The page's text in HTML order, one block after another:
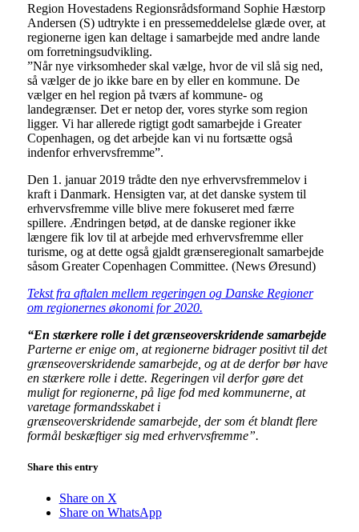
Region Hovestadens Regionsrådsformand Sophie Hæstorp
Andersen (S) udtrykte i en pressemeddelelse glæde over, at
regionerne igen kan deltage i samarbejde med andre lande
om forretningsudvikling.
”Når nye virksomheder skal vælge, hvor de vil slå sig ned,
så vælger de jo ikke bare en by eller en kommune. De
vælger en hel region på tværs af kommune- og
landegrænser. Det er netop der, vores styrke som region
ligger. Vi har allerede rigtigt godt samarbejde i Greater
Copenhagen, og det arbejde kan vi nu fortsætte også
indenfor erhvervsfremme”.
Den 1. januar 2019 trådte den nye erhvervsfremmelov i
kraft i Danmark. Hensigten var, at det danske system til
erhvervsfremme ville blive mere fokuseret med færre
spillere. Ændringen betød, at de danske regioner ikke
længere fik lov til at arbejde med erhvervsfremme eller
turisme, og at dette også gjaldt grænseregionalt samarbejde
såsom Greater Copenhagen Committee. (News Øresund)
Tekst fra aftalen mellem regeringen og Danske Regioner
om regionernes økonomi for 2020.
“En stærkere rolle i det grænseoverskridende samarbejde
Parterne er enige om, at regionerne bidrager positivt til det
grænseoverskridende samarbejde, og at de derfor bør have
en stærkere rolle i dette. Regeringen vil derfor gøre det
muligt for regionerne, på lige fod med kommunerne, at
varetage formandsskabet i
grænseoverskridende samarbejde, der som ét blandt flere
formål beskæftiger sig med erhvervsfremme”.
Share this entry
Share on X
Share on WhatsApp